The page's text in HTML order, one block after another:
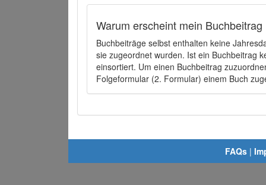
Warum erscheint mein
Buchbeiträge selbst enthalten keine
sie zugeordnet wurden. Ist ein Buchbeitrag
einsortiert. Um einen Buchbeitrag
Folgeformular (2. Formular) einem Buch
FAQs |